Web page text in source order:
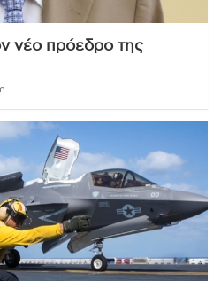
νέο πρόεδρο της